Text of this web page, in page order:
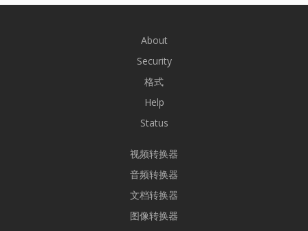
About
Security
格式
Help
Status
视频转换器
音频转换器
文档转换器
图像转换器